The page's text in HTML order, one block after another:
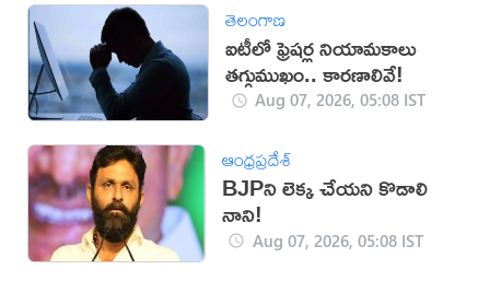
తెలంగాణ
ఐటీలో ఫ్రెషర్ల నియామకాలు
తగ్గుముఖం.. కారణాలివే!
Aug 07, 2026, 05:08 IST
ఆంధ్రప్రదేశ్
BJPని లెక్క చేయని కొడాలి
నాని!
Aug 07, 2026, 05:08 IST